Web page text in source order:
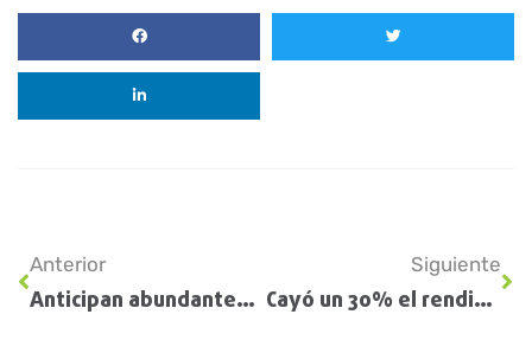
Anterior
Anticipan abundantes lluvias para los próximos días: fuerte ciclogénesis en el centro del país
Siguiente
Cayó un 30% el rendimiento del maíz tardío por Spiroplasma